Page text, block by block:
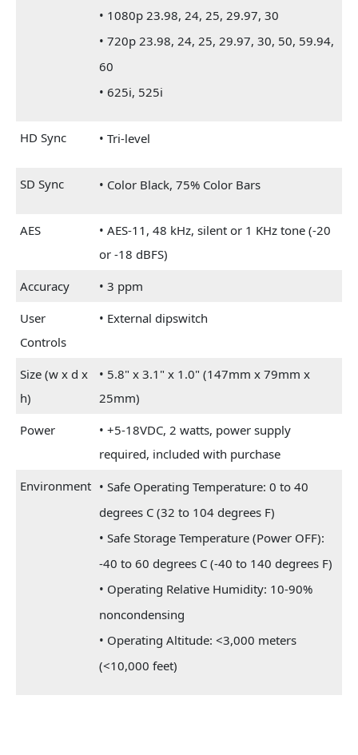
• 1080p 23.98, 24, 25, 29.97, 30
• 720p 23.98, 24, 25, 29.97, 30, 50, 59.94,
60
• 625i, 525i
HD Sync • Tri-level
SD Sync • Color Black, 75% Color Bars
AES
• AES-11, 48 kHz, silent or 1 KHz tone (-20
or -18 dBFS)
Accuracy
• 3 ppm
User
Controls
• External dipswitch
Size (w x d x
h)
• 5.8" x 3.1" x 1.0" (147mm x 79mm x
25mm)
Power
• +5-18VDC, 2 watts, power supply
required, included with purchase
Environment • Safe Operating Temperature: 0 to 40
degrees C (32 to 104 degrees F)
• Safe Storage Temperature (Power OFF):
-40 to 60 degrees C (-40 to 140 degrees F)
• Operating Relative Humidity: 10-90%
noncondensing
• Operating Altitude: <3,000 meters
(<10,000 feet)